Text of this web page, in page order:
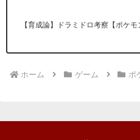
【育成論】ドラミドロ考察【ポケモ
ホーム ゲーム ポ